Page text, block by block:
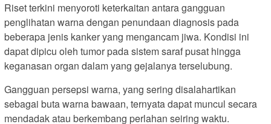
Riset terkini menyoroti keterkaitan antara gangguan
penglihatan warna dengan penundaan diagnosis pada
beberapa jenis kanker yang mengancam jiwa. Kondisi ini
dapat dipicu oleh tumor pada sistem saraf pusat hingga
keganasan organ dalam yang gejalanya terselubung.
Gangguan persepsi warna, yang sering disalahartikan
sebagai buta warna bawaan, ternyata dapat muncul secara
mendadak atau berkembang perlahan seiring waktu.